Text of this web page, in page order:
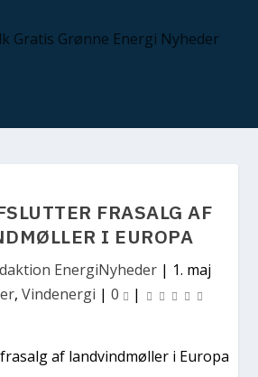
FRASALG AF
I EUROPA
EnergiNyheder| 1. maj
, Vindenergi | 0 |